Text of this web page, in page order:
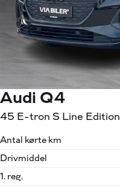
Audi Q4
45 E-tron S Line
Antal kørte km
Drivmiddel
1. reg.